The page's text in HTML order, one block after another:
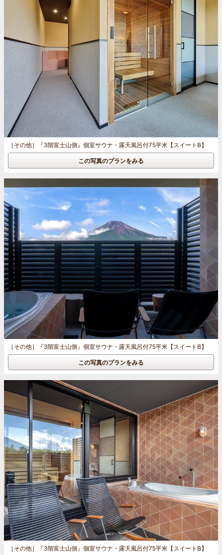
［その他］ 『3階富士山側』個室サウナ・露天風呂付75平米【スイートB】
この写真のプランをみる
［その他］ 『3階富士山側』個室サウナ・露天風呂付75平米【スイートB】
この写真のプランをみる
［その他］ 『3階富士山側』個室サウナ・露天風呂付75平米【スイートB】